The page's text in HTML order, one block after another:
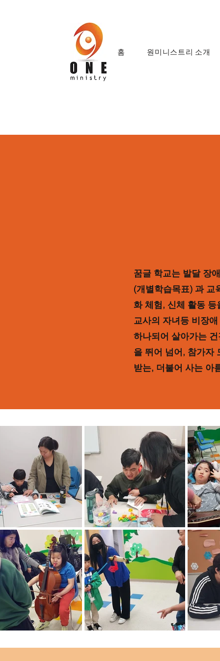
홈 원미니스트리 소개
꿈글 학교는 발달 장
(개별학습목표) 과 교
화 체험, 신체 활동
교사의 자녀등 비장
하나되어 살아가는
을 뛰어 넘어, 참가자
받는, 더불어 사는 아